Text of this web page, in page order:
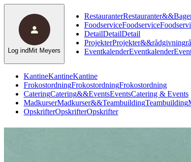
KantineKantineKantine
FrokostordningFrokostordningFrokostordning
CateringCatering&&EventsEventsCatering & Events
MadkurserMadkurser&&TeambuildingTeambuilding
OpskrifterOpskrifterOpskrifter
RestauranterRestauranter&&
FoodserviceFoodservice
DetailDetailDetail
ProjekterProjekter&&rådgivning
EventkalenderEventkalender
Log ind Mit Meyers